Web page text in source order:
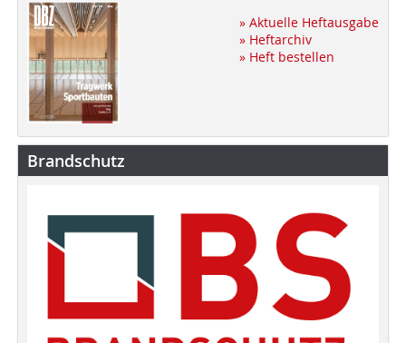
» Aktuelle Heftausgabe
» Heftarchiv
» Heft bestellen
Brandschutz